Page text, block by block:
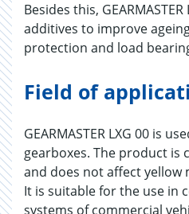
Besides this,
additives to improve
protection and load
Field of
GEARMASTER LXG 00 is
gearboxes. The product is
and does not affect yellow
It is suitable for the use in
systems of commercial